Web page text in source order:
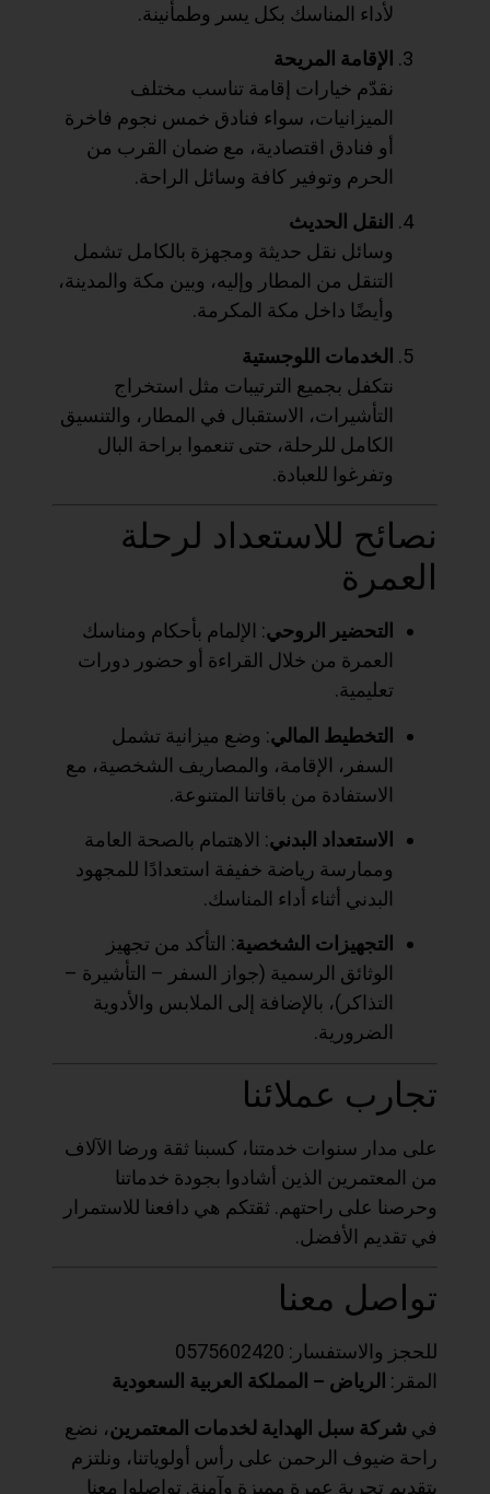
لأداء المناسك بكل يسر وطمأنينة.
الإقامة المريحة
نقدّم خيارات إقامة تناسب مختلف
الميزانيات، سواء فنادق خمس نجوم فاخرة
أو فنادق اقتصادية، مع ضمان القرب من
الحرم وتوفير كافة وسائل الراحة.
النقل الحديث
وسائل نقل حديثة ومجهزة بالكامل تشمل
التنقل من المطار وإليه، وبين مكة والمدينة،
وأيضًا داخل مكة المكرمة.
الخدمات اللوجستية
نتكفل بجميع الترتيبات مثل استخراج
التأشيرات، الاستقبال في المطار، والتنسيق
الكامل للرحلة، حتى تنعموا براحة البال
وتفرغوا للعبادة.
نصائح للاستعداد لرحلة
العمرة
التحضير الروحي: الإلمام بأحكام ومناسك
العمرة من خلال القراءة أو حضور دورات
تعليمية.
التخطيط المالي: وضع ميزانية تشمل
السفر، الإقامة، والمصاريف الشخصية، مع
الاستفادة من باقاتنا المتنوعة.
الاستعداد البدني: الاهتمام بالصحة العامة
وممارسة رياضة خفيفة استعدادًا للمجهود
البدني أثناء أداء المناسك.
التجهيزات الشخصية: التأكد من تجهيز
الوثائق الرسمية (جواز السفر – التأشيرة –
التذاكر)، بالإضافة إلى الملابس والأدوية
الضرورية.
تجارب عملائنا
على مدار سنوات خدمتنا، كسبنا ثقة ورضا الآلاف
من المعتمرين الذين أشادوا بجودة خدماتنا
وحرصنا على راحتهم. ثقتكم هي دافعنا للاستمرار
في تقديم الأفضل.
تواصل معنا
للحجز والاستفسار: 0575602420
المقر: الرياض – المملكة العربية السعودية
في شركة سبل الهداية لخدمات المعتمرين، نضع
راحة ضيوف الرحمن على رأس أولوياتنا، ونلتزم
بتقديم تجربة عمرة مميزة وآمنة. تواصلوا معنا